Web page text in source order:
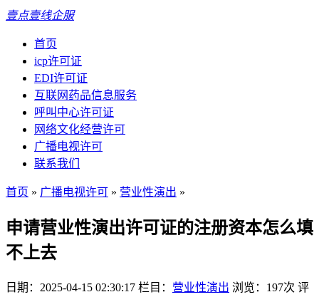
壹点壹线企服
首页
icp许可证
EDI许可证
互联网药品信息服务
呼叫中心许可证
网络文化经营许可
广播电视许可
联系我们
首页 » 广播电视许可 » 营业性演出 »
申请营业性演出许可证的注册资本怎么填
不上去
日期：2025-04-15 02:30:17 栏目： 营业性演出 浏览：197次 评